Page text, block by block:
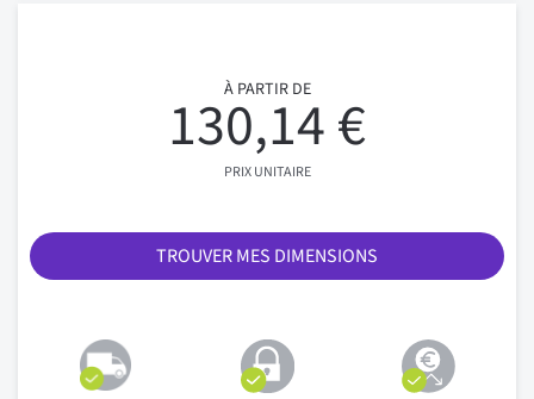
À PARTIR DE
130,14 €
PRIX UNITAIRE
TROUVER MES DIMENSIONS